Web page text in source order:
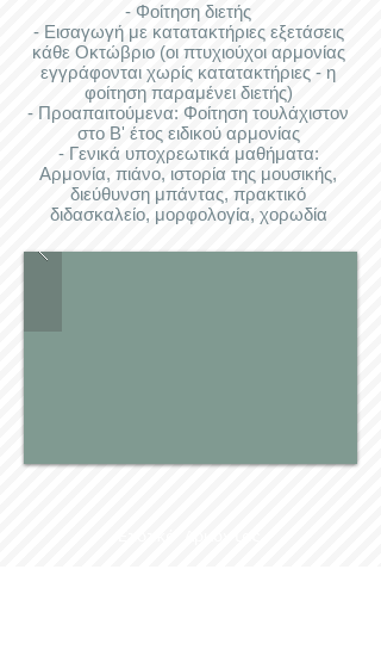
- Φοίτηση διετής
- Εισαγωγή με κατατακτήριες εξετάσεις
κάθε Οκτώβριο (οι πτυχιούχοι αρμονίας
εγγράφονται χωρίς κατατακτήριες - η
φοίτηση παραμένει διετής)
- Προαπαιτούμενα: Φοίτηση τουλάχιστον
στο Β' έτος ειδικού αρμονίας
- Γενικά υποχρεωτικά μαθήματα:
Αρμονία, πιάνο, ιστορία της μουσικής,
διεύθυνση μπάντας, πρακτικό
διδασκαλείο, μορφολογία, χορωδία